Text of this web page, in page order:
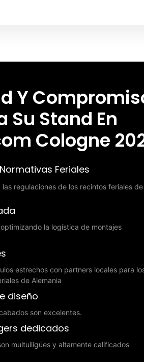
Y
Su Stand En
Cologne
Feriales
las regulaciones de los recintos feriales de
la logística de montajes
estrechos con partners locales para
de Alemania
diseño
son excelentes.
dedicados
multuiligúes y altamente calificados